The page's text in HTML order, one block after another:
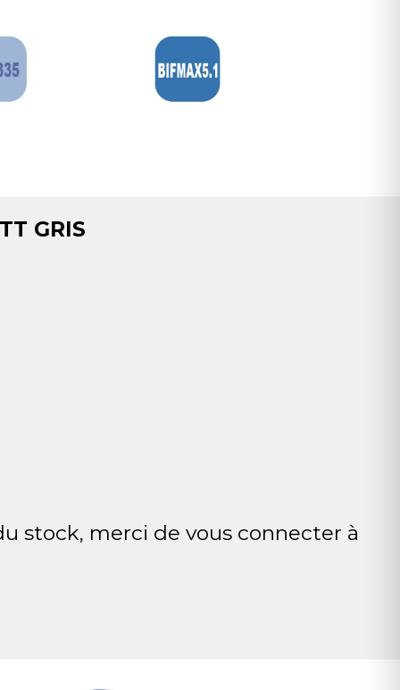
GRIS
stock, merci de vous connecter à